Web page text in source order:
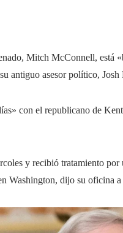
Mitch McConnell, está
antiguo asesor político, Josh
con el republicano de
y recibió tratamiento por
Washington, dijo su oficina a